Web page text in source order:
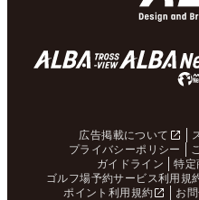
広告掲載について
プライバシーポリシー
ガイドライン
特定
ゴルフ場予約サービス利用規
ポイント利用規約
お